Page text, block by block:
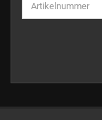
SIE
DIE
EIN.